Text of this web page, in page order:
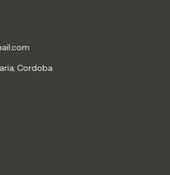
Cordoba